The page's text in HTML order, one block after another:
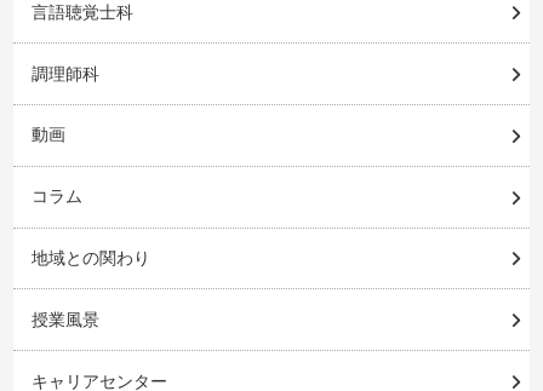
言語聴覚士科
調理師科
動画
コラム
地域との関わり
授業風景
キャリアセンター